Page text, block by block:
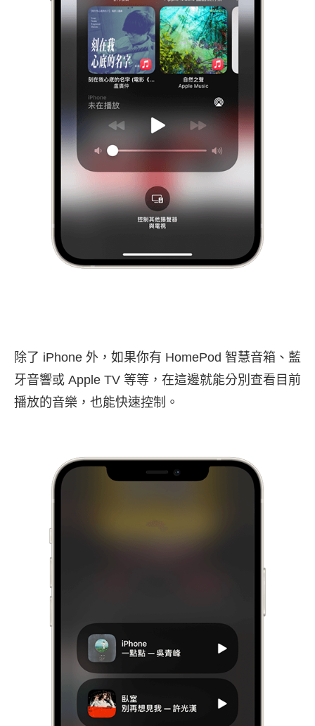
除了 iPhone 外，如果你有 HomePod 智慧音箱、藍
牙音響或 Apple TV 等等，在這邊就能分別查看目前
播放的音樂，也能快速控制。